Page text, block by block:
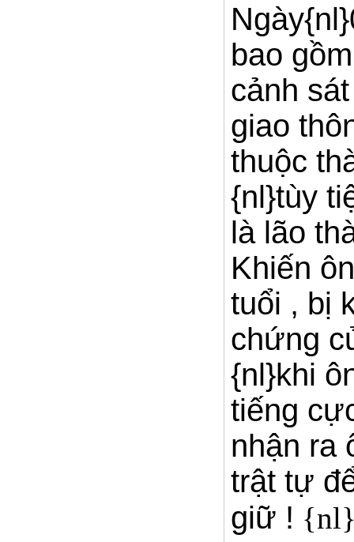
bao
cảnh
giao
thuộc
{nl}tùy
là lão
Khiến
tuổi , bị
chứng
{nl}khi
tiếng
nhận ra
trật tự
giữ !